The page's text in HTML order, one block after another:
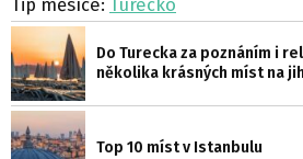
Tip měsíce: Turecko
Do Turecka za poznáním i
několika krásných míst na
Top 10 míst v Istanbulu